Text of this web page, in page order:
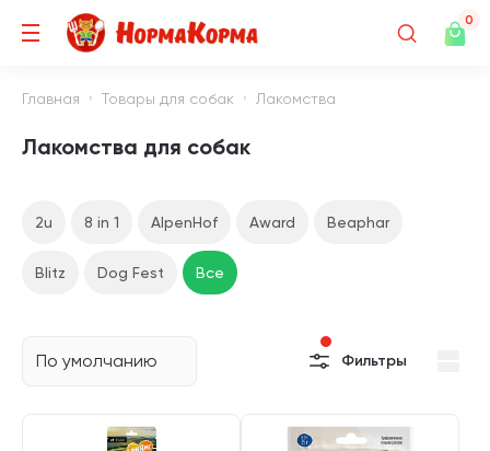
0
Главная Товары для собак Лакомства
Лакомства для собак
2u 8 in 1 AlpenHof Award Beaphar
Blitz Dog Fest Все
По умолчанию Фильтры